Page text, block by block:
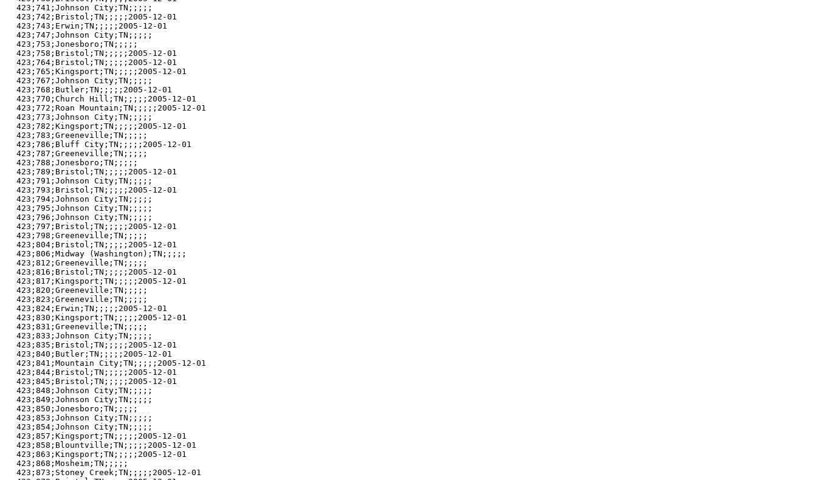
423;741;Johnson City;TN;;;;;
423;742;Bristol;TN;;;;;2005-12-01
423;743;Erwin;TN;;;;;2005-12-01
423;747;Johnson City;TN;;;;;
423;753;Jonesboro;TN;;;;;
423;758;Bristol;TN;;;;;2005-12-01
423;764;Bristol;TN;;;;;2005-12-01
423;765;Kingsport;TN;;;;;2005-12-01
423;767;Johnson City;TN;;;;;
423;768;Butler;TN;;;;;2005-12-01
423;770;Church Hill;TN;;;;;2005-12-01
423;772;Roan Mountain;TN;;;;;2005-12-01
423;773;Johnson City;TN;;;;;
423;782;Kingsport;TN;;;;;2005-12-01
423;783;Greeneville;TN;;;;;
423;786;Bluff City;TN;;;;;2005-12-01
423;787;Greeneville;TN;;;;;
423;788;Jonesboro;TN;;;;;
423;789;Bristol;TN;;;;;2005-12-01
423;791;Johnson City;TN;;;;;
423;793;Bristol;TN;;;;;2005-12-01
423;794;Johnson City;TN;;;;;
423;795;Johnson City;TN;;;;;
423;796;Johnson City;TN;;;;;
423;797;Bristol;TN;;;;;2005-12-01
423;798;Greeneville;TN;;;;;
423;804;Bristol;TN;;;;;2005-12-01
423;806;Midway (Washington);TN;;;;;
423;812;Greeneville;TN;;;;;
423;816;Bristol;TN;;;;;2005-12-01
423;817;Kingsport;TN;;;;;2005-12-01
423;820;Greeneville;TN;;;;;
423;823;Greeneville;TN;;;;;
423;824;Erwin;TN;;;;;2005-12-01
423;830;Kingsport;TN;;;;;2005-12-01
423;831;Greeneville;TN;;;;;
423;833;Johnson City;TN;;;;;
423;835;Bristol;TN;;;;;2005-12-01
423;840;Butler;TN;;;;;2005-12-01
423;841;Mountain City;TN;;;;;2005-12-01
423;844;Bristol;TN;;;;;2005-12-01
423;845;Bristol;TN;;;;;2005-12-01
423;848;Johnson City;TN;;;;;
423;849;Johnson City;TN;;;;;
423;850;Jonesboro;TN;;;;;
423;853;Johnson City;TN;;;;;
423;854;Johnson City;TN;;;;;
423;857;Kingsport;TN;;;;;2005-12-01
423;858;Blountville;TN;;;;;2005-12-01
423;863;Kingsport;TN;;;;;2005-12-01
423;868;Mosheim;TN;;;;;
423;873;Stoney Creek;TN;;;;;2005-12-01